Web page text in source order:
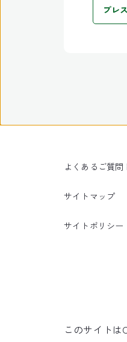
プレ
よくあるご質問
サイトマップ
サイトポリシー
このサイトは